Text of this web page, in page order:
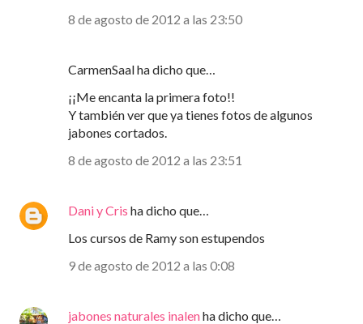
8 de agosto de 2012 a las 23:50
CarmenSaal ha dicho que…
¡¡Me encanta la primera foto!!
Y también ver que ya tienes fotos de algunos
jabones cortados.
8 de agosto de 2012 a las 23:51
Dani y Cris ha dicho que…
Los cursos de Ramy son estupendos
9 de agosto de 2012 a las 0:08
jabones naturales inalenha dicho que…